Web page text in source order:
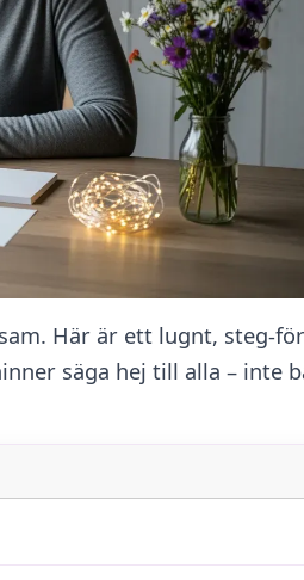
Här är ett lugnt, steg-
säga hej till alla – inte